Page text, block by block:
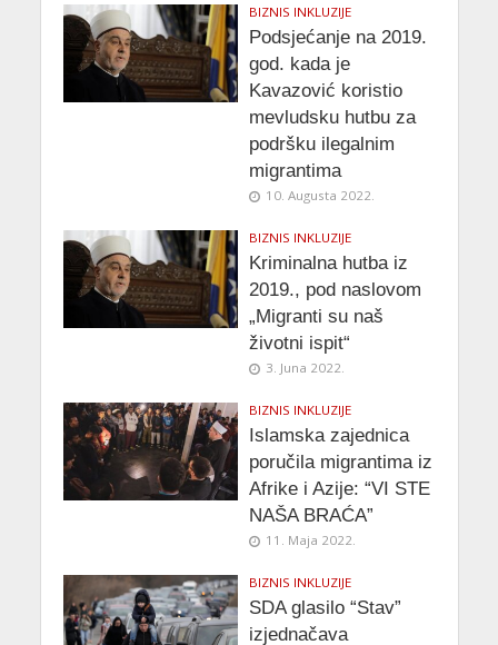
BIZNIS INKLUZIJE
Podsjećanje na 2019.
god. kada je
Kavazović koristio
mevludsku hutbu za
podršku ilegalnim
migrantima
10. Augusta 2022.
BIZNIS INKLUZIJE
Kriminalna hutba iz
2019., pod naslovom
„Migranti su naš
životni ispit“
3. Juna 2022.
BIZNIS INKLUZIJE
Islamska zajednica
poručila migrantima iz
Afrike i Azije: “VI STE
NAŠA BRAĆA”
11. Maja 2022.
BIZNIS INKLUZIJE
SDA glasilo “Stav”
izjednačava